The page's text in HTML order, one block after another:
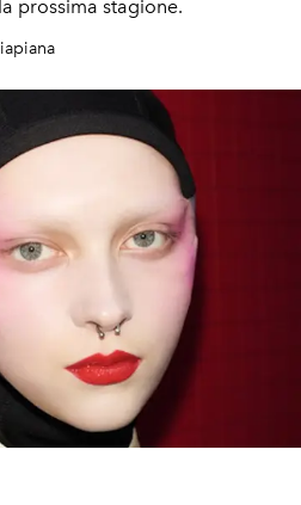
prossima stagione.